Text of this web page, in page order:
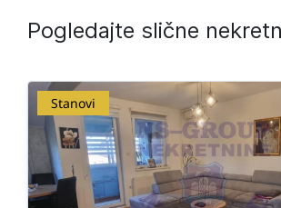
Pogledajte slične
Stanovi